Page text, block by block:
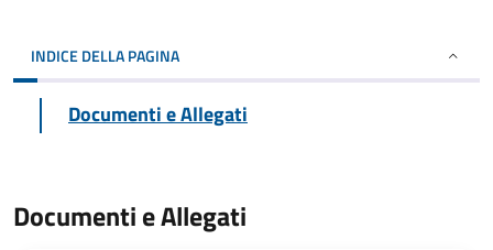
INDICE DELLA PAGINA
Documenti e Allegati
Documenti e Allegati